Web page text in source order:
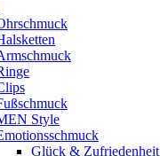
Style
Glück & Zufriedenheit